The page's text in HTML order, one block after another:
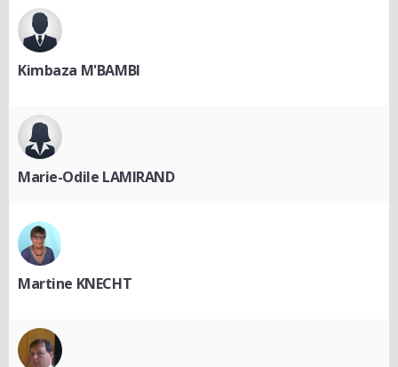
Kimbaza M'BAMBI
Marie-Odile LAMIRAND
Martine KNECHT